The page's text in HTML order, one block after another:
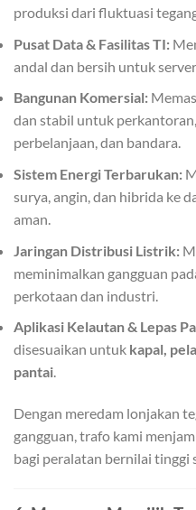
produksi dari fluktuasi
Pusat Data & Fasilitas TI:
andal dan bersih untuk
Bangunan Komersial:
dan stabil untuk
perbelanjaan, dan bandara.
Sistem Energi Terbarukan:
surya, angin, dan hibrida ke
aman.
Jaringan Distribusi Listrik:
meminimalkan gangguan
perkotaan dan industri.
Aplikasi Kelautan & Lepas
disesuaikan untuk kapal,
pantai.
Dengan meredam lonjakan
gangguan, trafo kami
bagi peralatan bernilai tinggi